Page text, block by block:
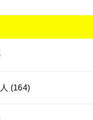
(164)